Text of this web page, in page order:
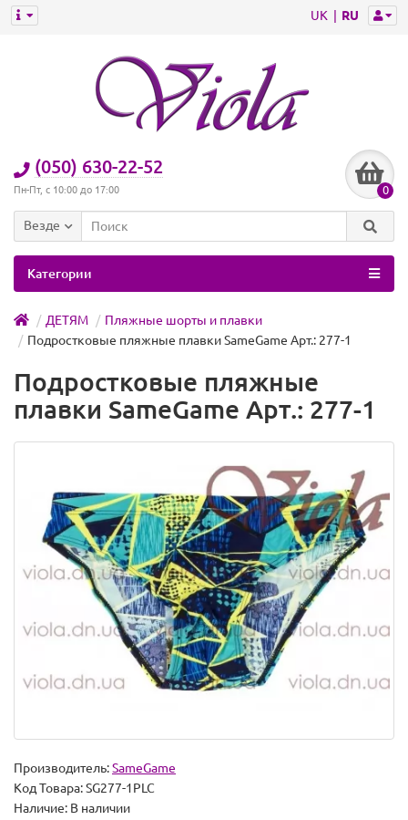
UK RU
(050) 630-22-52
Пн-Пт, с 10:00 до 17:00 0
Везде
Категории
ДЕТЯМ
Пляжные шорты и плавки
Подростковые пляжные плавки SameGame Арт.: 277-1
Подростковые пляжные
плавки SameGame Арт.: 277-1
Производитель:SameGame
Код Товара:SG277-1PLC
Наличие: В наличии